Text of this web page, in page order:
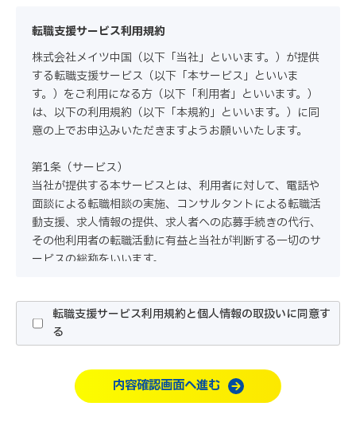
転職支援サービス利用規約
株式会社メイツ中国（以下「当社」といいます。）が提供
する転職支援サービス（以下「本サービス」といいま
す。）をご利用になる方（以下「利用者」といいます。）
は、以下の利用規約（以下「本規約」といいます。）に同
意の上でお申込みいただきますようお願いいたします。
第1条（サービス）
当社が提供する本サービスとは、利用者に対して、電話や
面談による転職相談の実施、コンサルタントによる転職活
動支援、求人情報の提供、求人者への応募手続きの代行、
その他利用者の転職活動に有益と当社が判断する一切のサ
ービスの総称をいいます。
1.利用者は、本サービス利用のお申込みにあたって、当社
が指定する所定の方法で行うものとします。
2.利用者は、本サービスの利用にあたって、本規約および
職業紹介事業の運営について」の内容をすべて承諾
するものとします。
3.当社は、本サービスの申込者に本サービスの提供が不適
転職支援サービス利用規約と個人情報の取扱いに同意す
る
内容確認画面へ進む